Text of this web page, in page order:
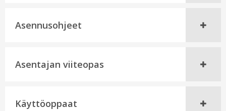
Asennusohjeet
Asentajan viiteopas
Käyttöoppaat